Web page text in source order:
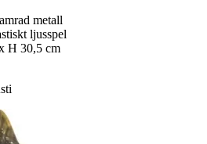
metall
ljusspel
H 30,5 cm